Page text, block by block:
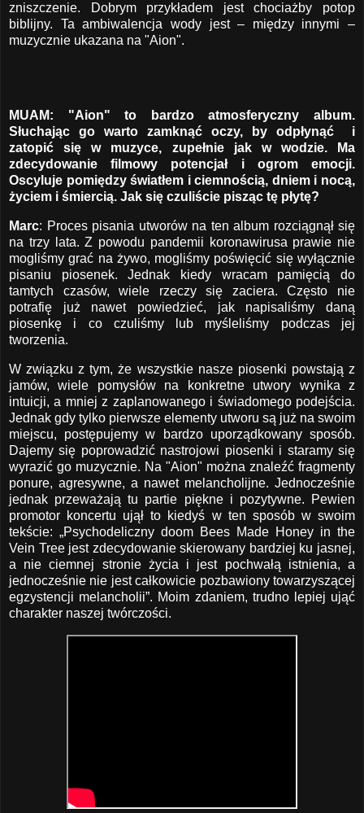
zniszczenie. Dobrym przykładem jest chociażby potop
biblijny. Ta ambiwalencja wody jest – między innymi –
muzycznie ukazana na "Aion".
MUAM: "Aion" to bardzo atmosferyczny album.
Słuchając go warto zamknąć oczy, by odpłynąć i
zatopić się w muzyce, zupełnie jak w wodzie. Ma
zdecydowanie filmowy potencjał i ogrom emocji.
Oscyluje pomiędzy światłem i ciemnością, dniem i nocą,
życiem i śmiercią. Jak się czuliście pisząc tę płytę?
Marc: Proces pisania utworów na ten album rozciągnął się
na trzy lata. Z powodu pandemii koronawirusa prawie nie
mogliśmy grać na żywo, mogliśmy poświęcić się wyłącznie
pisaniu piosenek. Jednak kiedy wracam pamięcią do
tamtych czasów, wiele rzeczy się zaciera. Często nie
potrafię już nawet powiedzieć, jak napisaliśmy daną
piosenkę i co czuliśmy lub myśleliśmy podczas jej
tworzenia.
W związku z tym, że wszystkie nasze piosenki powstają z
jamów, wiele pomysłów na konkretne utwory wynika z
intuicji, a mniej z zaplanowanego i świadomego podejścia.
Jednak gdy tylko pierwsze elementy utworu są już na swoim
miejscu, postępujemy w bardzo uporządkowany sposób.
Dajemy się poprowadzić nastrojowi piosenki i staramy się
wyrazić go muzycznie. Na "Aion" można znaleźć fragmenty
ponure, agresywne, a nawet melancholijne. Jednocześnie
jednak przeważają tu partie piękne i pozytywne. Pewien
promotor koncertu ujął to kiedyś w ten sposób w swoim
tekście: „Psychodeliczny doom Bees Made Honey in the
Vein Tree jest zdecydowanie skierowany bardziej ku jasnej,
a nie ciemnej stronie życia i jest pochwałą istnienia, a
jednocześnie nie jest całkowicie pozbawiony towarzyszącej
egzystencji melancholii”. Moim zdaniem, trudno lepiej ująć
charakter naszej twórczości.